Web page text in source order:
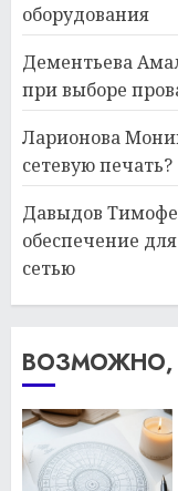
оборудования
Дементьева
при выборе
Ларионова
сетевую печать?
Давыдов
обеспечение
сетью
ВОЗМОЖНО,